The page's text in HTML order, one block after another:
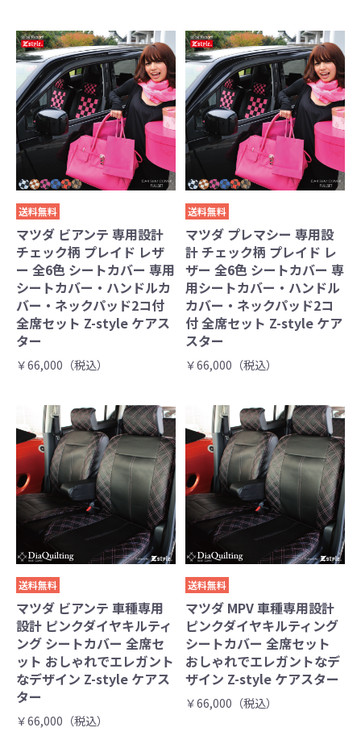
送料無料
マツダ ビアンテ 専用設計
チェック柄 プレイド レザ
ー 全6色 シートカバー 専用
シートカバー・ハンドルカ
バー・ネックパッド2コ付
全席セット Z-style ケアス
ター
￥66,000（税込）
送料無料
マツダ プレマシー 専用設
計 チェック柄 プレイド レ
ザー 全6色 シートカバー 専
用シートカバー・ハンドル
カバー・ネックパッド2コ
付 全席セット Z-style ケア
スター
￥66,000（税込）
送料無料
マツダ ビアンテ 車種専用
設計 ピンクダイヤキルティ
ング シートカバー 全席セ
ット おしゃれでエレガント
なデザイン Z-style ケアス
ター
￥66,000（税込）
送料無料
マツダ MPV 車種専用設計
ピンクダイヤキルティング
シートカバー 全席セット
おしゃれでエレガントなデ
ザイン Z-style ケアスター
￥66,000（税込）